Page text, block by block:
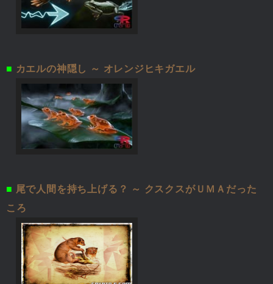
■ カエルの神隠し ～ オレンジヒキガエル
■ 尾で人間を持ち上げる？ ～ クスクスがＵＭＡだった
ころ